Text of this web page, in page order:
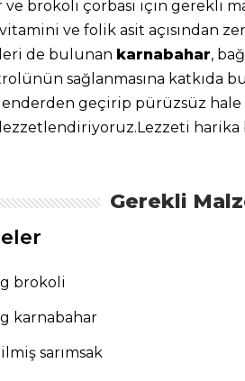
ve brokoli çorbası için gerekli
ve folik asit açısından
de bulunan karnabahar,
sağlanmasına katkıda
geçirip pürüzsüz
lezzetlendiriyoruz.Lezzeti
Gerekli
brokoli
karnabahar
sarımsak